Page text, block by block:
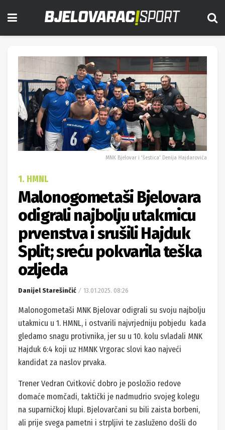
MNK Bjelovar i 'šestica' Denija Hajdarovića
1. HMNL
Malonogometaši Bjelovara
odigrali najbolju utakmicu
prvenstva i srušili Hajduk
Split; sreću pokvarila teška
ozljeda
Danijel Starešinčić 13.01.2025. 08:26
Malonogometaši MNK Bjelovar odigrali su svoju najbolju
utakmicu u 1. HMNL, i ostvarili najvrjedniju pobjedu kada
gledamo snagu protivnika, jer su u 10. kolu svladali MNK
Hajduk 6:4 koji uz HMNK Vrgorac slovi kao najveći
kandidat za naslov prvaka.
Trener Vedran Cvitković dobro je posložio redove
domaće momčadi, taktički je nadmudrio svojeg kolegu
na suparničkoj klupi. Bjelovarčani su bili zaista borbeni,
ali prije svega pametni i strpljivi te zasluženo došli do